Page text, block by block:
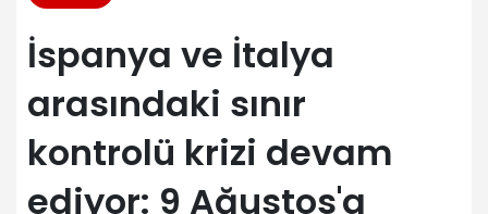
İspanya ve İtalya
arasındaki sınır
kontrolü krizi devam
ediyor: 9 Ağustos'a